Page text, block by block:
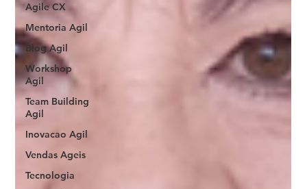
Agile CX
Mentoria Agil
Blog Agil
Workshop
Agil
Team Building
Agil
Inovacao Agil
Vendas Ageis
Tecnologia